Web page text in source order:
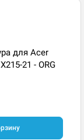
для Acer
21 - ORG